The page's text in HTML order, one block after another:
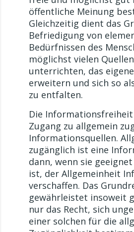
öffentliche Meinung
Gleichzeitig dient das
Befriedigung von
Bedürfnissen des
möglichst vielen
unterrichten, das
erweitern und sich so
zu entfalten.
Die
Zugang zu allgemein
Informationsquellen.
zugänglich ist eine
dann, wenn sie
ist, der Allgemeinheit
verschaffen. Das
gewährleistet insoweit
nur das Recht, sich
einer solchen für die